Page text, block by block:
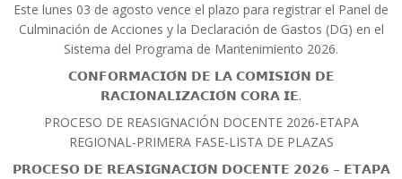
Este lunes 03 de agosto vence el plazo para registrar el Panel de
Culminación de Acciones y la Declaración de Gastos (DG) en el
Sistema del Programa de Mantenimiento 2026.
𝗖𝗢𝗡𝗙𝗢𝗥𝗠𝗔𝗖𝗜𝗢́𝗡 𝗗𝗘 𝗟𝗔 𝗖𝗢𝗠𝗜𝗦𝗜𝗢́𝗡 𝗗𝗘
𝗥𝗔𝗖𝗜𝗢𝗡𝗔𝗟𝗜𝗭𝗔𝗖𝗜𝗢́𝗡 𝗖𝗢𝗥𝗔 𝗜𝗘.
PROCESO DE REASIGNACIÓN DOCENTE 2026-ETAPA
REGIONAL-PRIMERA FASE-LISTA DE PLAZAS
𝗣𝗥𝗢𝗖𝗘𝗦𝗢 𝗗𝗘 𝗥𝗘𝗔𝗦𝗜𝗚𝗡𝗔𝗖𝗜𝗢́𝗡 𝗗𝗢𝗖𝗘𝗡𝗧𝗘 𝟮𝟬𝟮𝟲 – 𝗘𝗧𝗔𝗣𝗔